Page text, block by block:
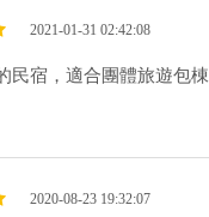
2021-01-31 02:42:08
民宿，適合團體旅遊包棟
2020-08-23 19:32:07